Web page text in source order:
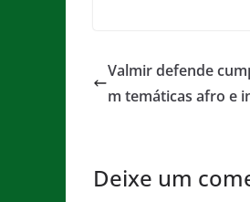
e
b
k
er l
Valmir defende
m temáticas afro e
Deixe um